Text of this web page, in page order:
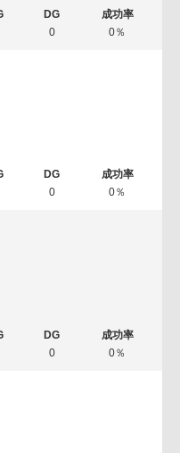
0 0％
0 0％
0 0％